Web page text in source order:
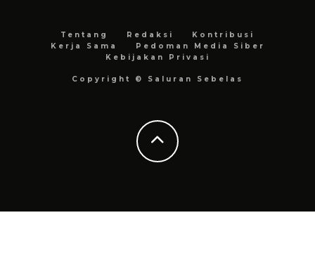
Tentang Redaksi
Kontribusi
Kerja Sama
Pedoman Media Siber
Kebijakan Privasi
Copyright © Saluran Sebelas